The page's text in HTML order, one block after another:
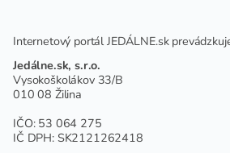
Internetový portál JEDÁLNE.sk
Jedálne.sk, s.r.o.
Vysokoškolákov 33/B
010 08 Žilina
IČO: 53 064 275
IČ DPH: SK2121262418